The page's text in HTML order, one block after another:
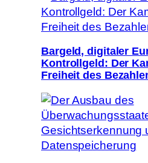
Bargeld, digitaler
Kontrollgeld: Der
Freiheit des